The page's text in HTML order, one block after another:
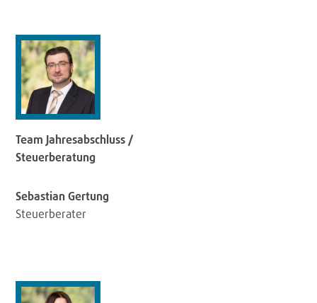
Team Jahresabschluss /
Steuerberatung
Sebastian Gertung
Steuerberater